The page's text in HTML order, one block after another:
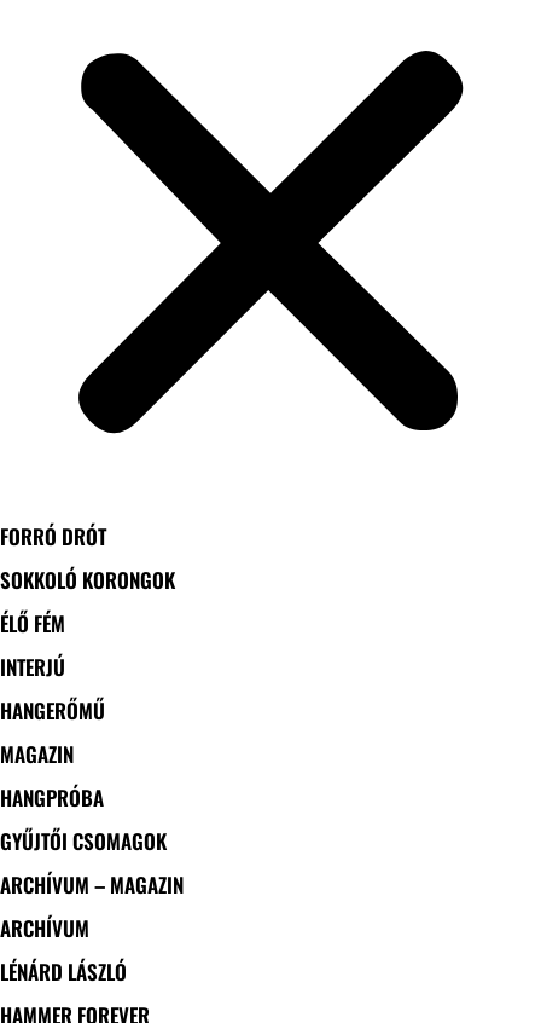
FORRÓ DRÓT
SOKKOLÓ KORONGOK
ÉLŐ FÉM
INTERJÚ
HANGERŐMŰ
MAGAZIN
HANGPRÓBA
GYŰJTŐI CSOMAGOK
ARCHÍVUM – MAGAZIN
ARCHÍVUM
LÉNÁRD LÁSZLÓ
HAMMER FOREVER